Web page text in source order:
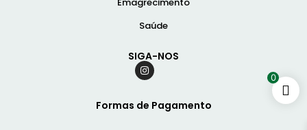
Saúde
SIGA-NOS
Formas de Pagamento
0